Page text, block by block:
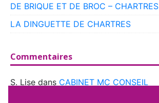
DE BRIQUE ET DE BROC – CHARTRES
LA DINGUETTE DE CHARTRES
Commentaires
S. Lise dans CABINET MC CONSEIL